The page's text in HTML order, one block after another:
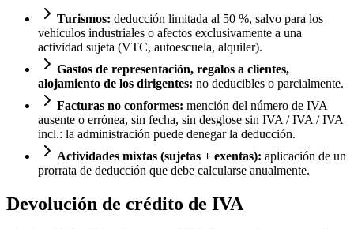
Turismos: deducción limitada al 50 %, salvo para los
vehículos industriales o afectos exclusivamente a una
actividad sujeta (VTC, autoescuela, alquiler).
Gastos de representación, regalos a clientes,
alojamiento de los dirigentes: no deducibles o parcialmente.
Facturas no conformes: mención del número de IVA
ausente o errónea, sin fecha, sin desglose sin IVA / IVA / IVA
incl.: la administración puede denegar la deducción.
Actividades mixtas (sujetas + exentas): aplicación de un
prorrata de deducción que debe calcularse anualmente.
Devolución de crédito de IVA